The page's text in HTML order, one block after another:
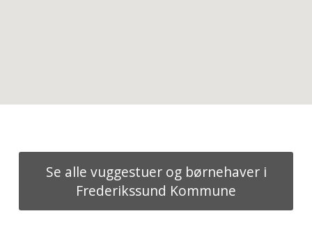
Se alle vuggestuer og børnehaver i
Frederikssund Kommune